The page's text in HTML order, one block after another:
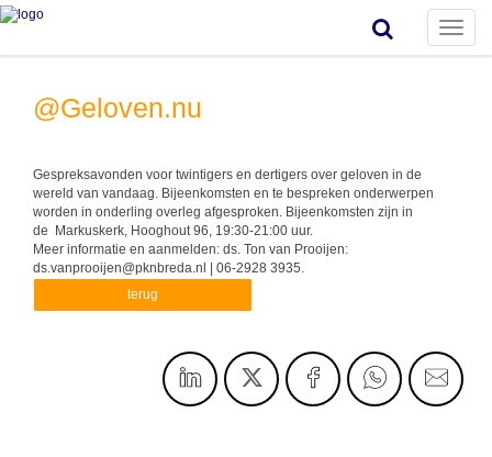
Toggle
@Geloven.nu
Gespreksavonden voor twintigers en dertigers over geloven in de
wereld van vandaag. Bijeenkomsten en te bespreken onderwerpen
worden in onderling overleg afgesproken. Bijeenkomsten zijn in
de Markuskerk, Hooghout 96, 19:30-21:00 uur.
Meer informatie en aanmelden: ds. Ton van Prooijen:
ds.vanprooijen@pknbreda.nl | 06-2928 3935.
terug